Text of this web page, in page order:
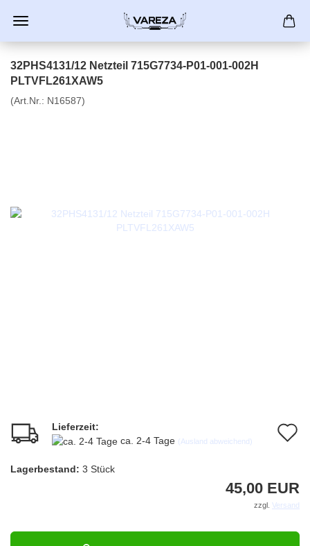
32PHS4131/12 Netzteil 715G7734-P01-001-002H
PLTVFL261XAW5
(Art.Nr.: N16587)
Lieferzeit:
ca. 2-4 Tage (Ausland abweichend)
Lagerbestand: 3 Stück
45,00 EUR
zzgl. Versand